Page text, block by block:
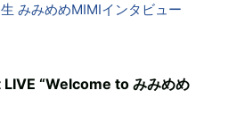
みみめめMIMIインタビュー
LIVE “Welcome to みみめめ